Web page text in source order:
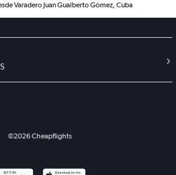
Varadero Juan Gualberto Gómez, Cuba
©2026Cheapflights